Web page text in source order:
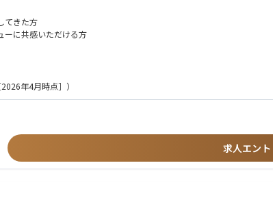
種への導入）
題”に向き合える
を自ら成長させる経験ができる
）の拡大に関わる機会が大きい
く
ャーに抜擢される機会
”を共に創っていく仕事です。
process re engineering）
継続のためのリレーション構築
てきた方
ーに共感いただける方
広告業界/金融業界などの無形商材
情熱を持って取り組んでいただける方
したい
年4月時点］）
求人エント